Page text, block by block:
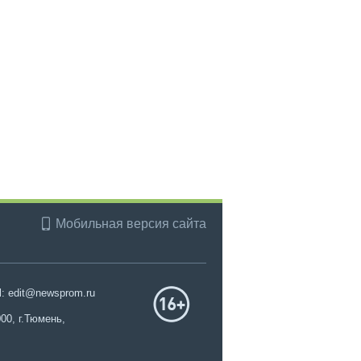
Мобильная версия сайта
edit@newsprom.ru
г.Тюмень,